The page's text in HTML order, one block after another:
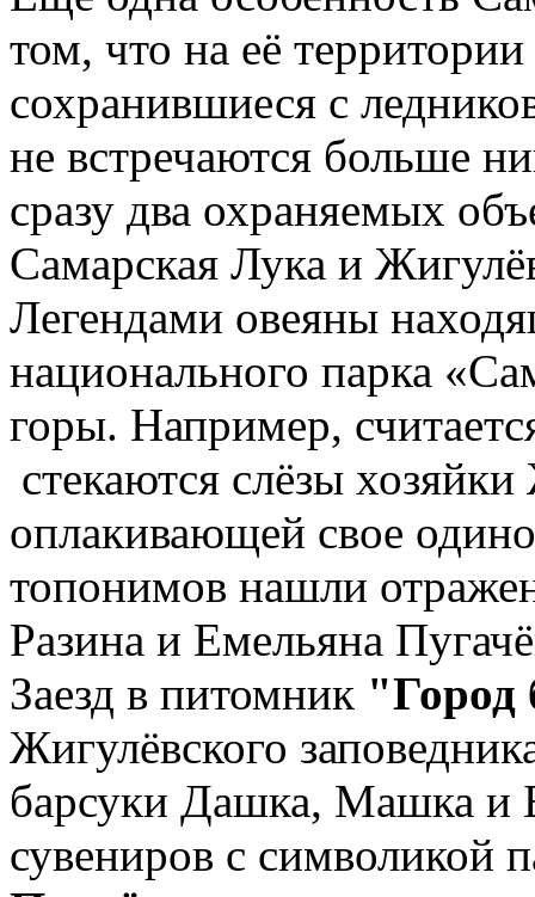
том, что на её
сохранившиеся с
не встречаются больше
сразу два охраняемых
Самарская Лука и
Легендами овеяны
национального парка
горы. Например,
стекаются слёзы
оплакивающей свое
топонимов нашли
Разина и Емельяна
Заезд в питомник "Город
Жигулёвского
барсуки Дашка, Машка и
сувениров с символикой